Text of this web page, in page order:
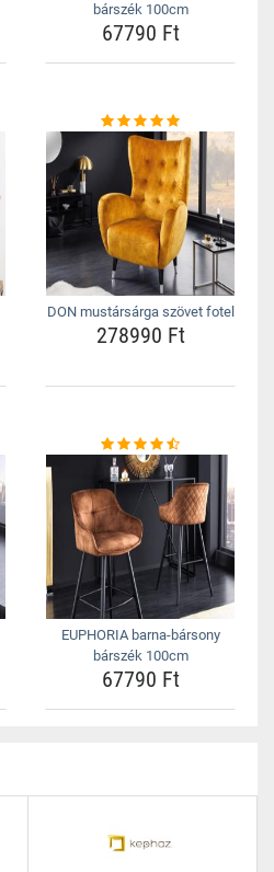
bárszék 100cm
67790 Ft
DON mustársárga szövet fotel
278990 Ft
EUPHORIA barna-bársony
bárszék 100cm
67790 Ft